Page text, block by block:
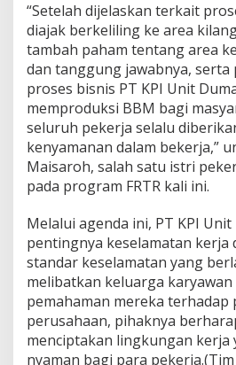
“Setelah dijelaskan terkait
diajak berkeliling ke area
tambah paham tentang area
dan tanggung jawabnya, serta
proses bisnis PT KPI Unit
memproduksi BBM bagi
seluruh pekerja selalu
kenyamanan dalam bekerja,”
Maisaroh, salah satu istri
pada program FRTR kali ini.
Melalui agenda ini, PT KPI
pentingnya keselamatan kerja
standar keselamatan yang
melibatkan keluarga
pemahaman mereka terhadap
perusahaan, pihaknya
menciptakan lingkungan kerja
nyaman bagi para